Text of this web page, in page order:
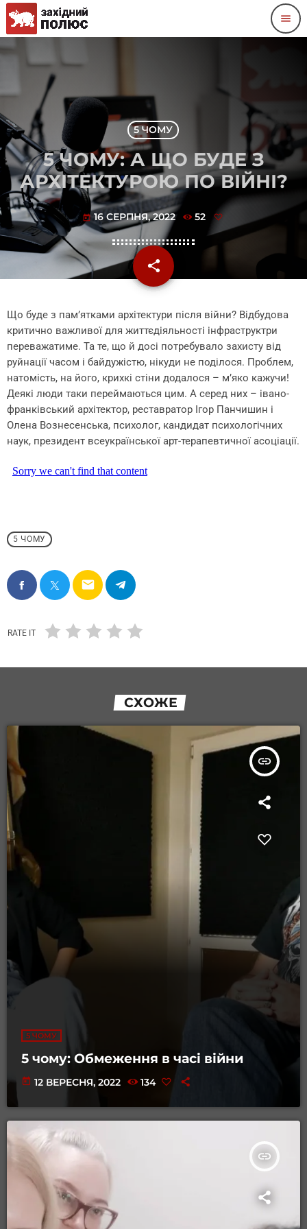
menu
5 ЧОМУ
5 ЧОМУ: А ЩО БУДЕ З
АРХІТЕКТУРОЮ ПО ВІЙНІ?
today 16 СЕРПНЯ, 2022 52
share
email
Що буде з пам’ятками архітектури після війни? Відбудова
критично важливої для життєдіяльності інфраструктри
переважатиме. Та те, що й досі потребувало захисту від
руйнації часом і байдужістю, нікуди не поділося. Проблем,
натомість, на його, крихкі стіни додалося – м’яко кажучи!
Деякі люди таки переймаються цим. А серед них – івано-
франківський архітектор, реставратор Ігор Панчишин і
Олена Вознесенська, психолог, кандидат психологічних
наук, президент всеукраїнської арт-терапевтичної асоціації.
5 ЧОМУ
email
RATE IT
СХОЖЕ
insert_link
5 ЧОМУ
5 чому: Обмеження в часі війни
today 12 ВЕРЕСНЯ, 2022 134
insert_link